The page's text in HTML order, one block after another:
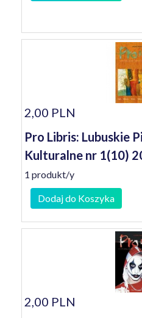
2,00 PLN
Pro Libris: Lubuskie
Kulturalne nr 1(10)
1 produkt/y
Dodaj do Koszyka
2,00 PLN